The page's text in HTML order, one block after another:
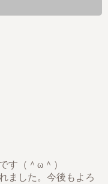
す（＾ω＾）
ました。今後もよろ